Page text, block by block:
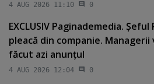
4 AUG 2026 11:10 0
EXCLUSIV Paginademedia.
pleacă din companie. Managerii
făcut azi anunţul
4 AUG 2026 12:04 0